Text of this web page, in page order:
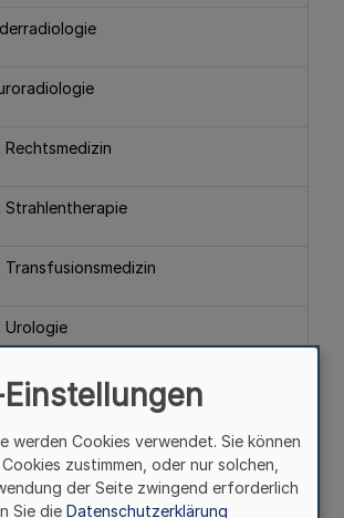
Rechtsmedizin
Strahlentherapie
Transfusionsmedizin
Urologie
werden Cookies verwendet. Sie können
zustimmen, oder nur solchen,
der Seite zwingend erforderlich
Sie die Datenschutzerklärung